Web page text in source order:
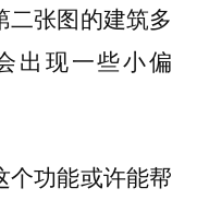
二张图的建筑多
出现一些小偏
个功能或许能帮